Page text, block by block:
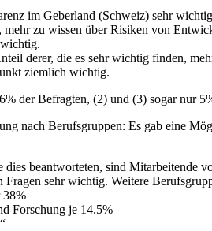
im Geberland (Schweiz) sehr
zu wissen über Risiken von
derer, die es sehr wichtig finden,
ziemlich wichtig.
der Befragten, (2) und (3) sogar nur
nach Berufsgruppen: Es gab eine
dies beantworteten, sind Mitarbeitende
Fragen sehr wichtig. Weitere
38%
Forschung je 14.5%